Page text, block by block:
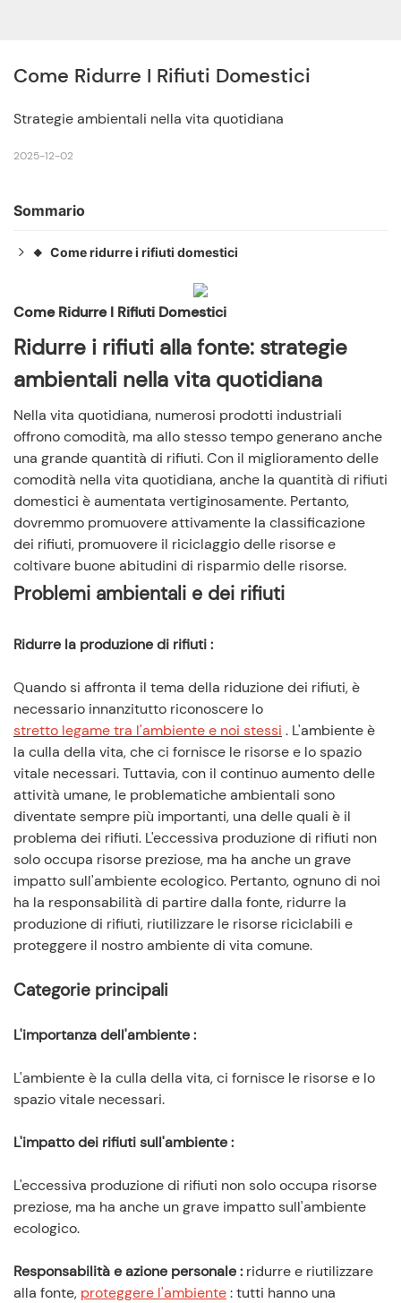
Come Ridurre I Rifiuti Domestici
Strategie ambientali nella vita quotidiana
2025-12-02
Sommario
◆ Come ridurre i rifiuti domestici
◆ Strategia di riduzione dei rifiuti
◆ L'importanza del riciclo dei rifiuti domestici
◆
salvare le risorse autoctone
◆
Valore economico: riduzione dei costi e creazione di
opportunità industriali
Come Ridurre I Rifiuti Domestici
Ridurre i rifiuti alla fonte: strategie
ambientali nella vita quotidiana
Nella vita quotidiana, numerosi prodotti industriali
offrono comodità, ma allo stesso tempo generano anche
una grande quantità di rifiuti. Con il miglioramento delle
comodità nella vita quotidiana, anche la quantità di rifiuti
domestici è aumentata vertiginosamente. Pertanto,
dovremmo promuovere attivamente la classificazione
dei rifiuti, promuovere il riciclaggio delle risorse e
coltivare buone abitudini di risparmio delle risorse.
Problemi ambientali e dei rifiuti
Ridurre la produzione di rifiuti:
Quando si affronta il tema della riduzione dei rifiuti, è
necessario innanzitutto riconoscere lo
stretto legame tra l'ambiente e noi stessi . L'ambiente è
la culla della vita, che ci fornisce le risorse e lo spazio
vitale necessari. Tuttavia, con il continuo aumento delle
attività umane, le problematiche ambientali sono
diventate sempre più importanti, una delle quali è il
problema dei rifiuti. L'eccessiva produzione di rifiuti non
solo occupa risorse preziose, ma ha anche un grave
impatto sull'ambiente ecologico. Pertanto, ognuno di noi
ha la responsabilità di partire dalla fonte, ridurre la
produzione di rifiuti, riutilizzare le risorse riciclabili e
proteggere il nostro ambiente di vita comune.
Categorie principali
L'importanza dell'ambiente:
L'ambiente è la culla della vita, ci fornisce le risorse e lo
spazio vitale necessari.
L'impatto dei rifiuti sull'ambiente:
L'eccessiva produzione di rifiuti non solo occupa risorse
preziose, ma ha anche un grave impatto sull'ambiente
ecologico.
Responsabilità e azione personale: ridurre e riutilizzare
alla fonte, proteggere l'ambiente: tutti hanno una